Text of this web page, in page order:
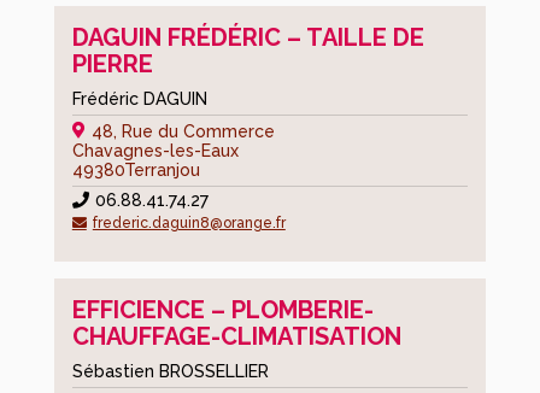
Les
bibliothèques
A.B.C.D
salles
sports
piscine
cinéma
DAGUIN FRÉDÉRIC – TAILLE DE
PIERRE
Frédéric DAGUIN
48, Rue du Commerce
Chavagnes-les-Eaux
49380Terranjou
06.88.41.74.27
frederic.daguin8@orange.fr
EFFICIENCE – PLOMBERIE-
CHAUFFAGE-CLIMATISATION
Sébastien BROSSELLIER